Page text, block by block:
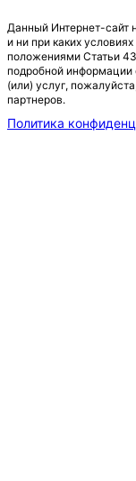
Данный Интернет-сайт
и ни при каких
положениями Статьи
подробной информации
(или) услуг,
партнеров.
Политика